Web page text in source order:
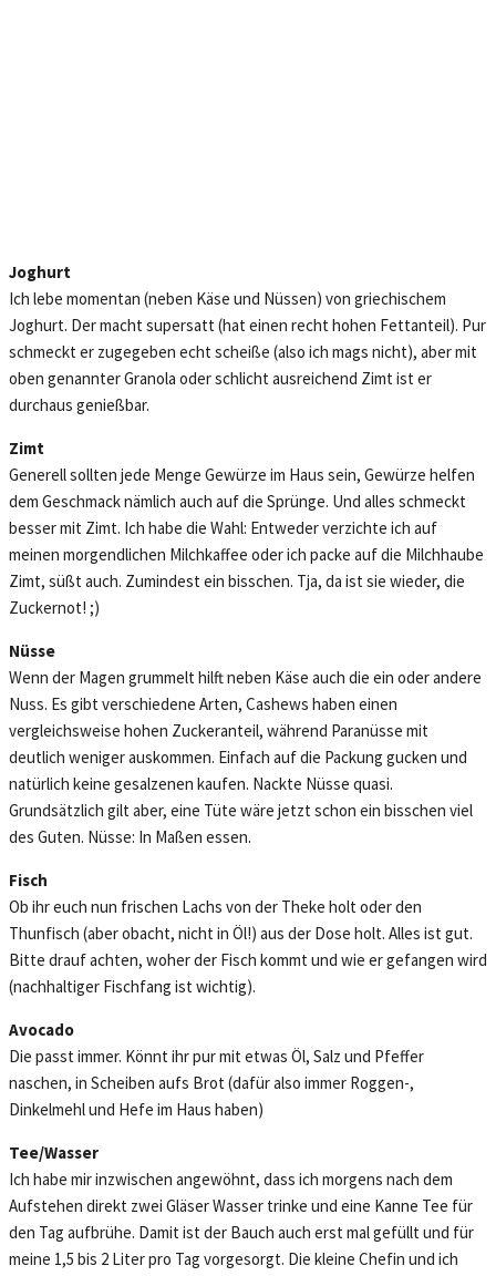
Joghurt
Ich lebe momentan (neben Käse und Nüssen) von griechischem
Joghurt. Der macht supersatt (hat einen recht hohen Fettanteil). Pur
schmeckt er zugegeben echt scheiße (also ich mags nicht), aber mit
oben genannter Granola oder schlicht ausreichend Zimt ist er
durchaus genießbar.
Zimt
Generell sollten jede Menge Gewürze im Haus sein, Gewürze helfen
dem Geschmack nämlich auch auf die Sprünge. Und alles schmeckt
besser mit Zimt. Ich habe die Wahl: Entweder verzichte ich auf
meinen morgendlichen Milchkaffee oder ich packe auf die Milchhaube
Zimt, süßt auch. Zumindest ein bisschen. Tja, da ist sie wieder, die
Zuckernot! ;)
Nüsse
Wenn der Magen grummelt hilft neben Käse auch die ein oder andere
Nuss. Es gibt verschiedene Arten, Cashews haben einen
vergleichsweise hohen Zuckeranteil, während Paranüsse mit
deutlich weniger auskommen. Einfach auf die Packung gucken und
natürlich keine gesalzenen kaufen. Nackte Nüsse quasi.
Grundsätzlich gilt aber, eine Tüte wäre jetzt schon ein bisschen viel
des Guten. Nüsse: In Maßen essen.
Fisch
Ob ihr euch nun frischen Lachs von der Theke holt oder den
Thunfisch (aber obacht, nicht in Öl!) aus der Dose holt. Alles ist gut.
Bitte drauf achten, woher der Fisch kommt und wie er gefangen wird
(nachhaltiger Fischfang ist wichtig).
Avocado
Die passt immer. Könnt ihr pur mit etwas Öl, Salz und Pfeffer
naschen, in Scheiben aufs Brot (dafür also immer Roggen-,
Dinkelmehl und Hefe im Haus haben)
Tee/Wasser
Ich habe mir inzwischen angewöhnt, dass ich morgens nach dem
Aufstehen direkt zwei Gläser Wasser trinke und eine Kanne Tee für
den Tag aufbrühe. Damit ist der Bauch auch erst mal gefüllt und für
meine 1,5 bis 2 Liter pro Tag vorgesorgt. Die kleine Chefin und ich